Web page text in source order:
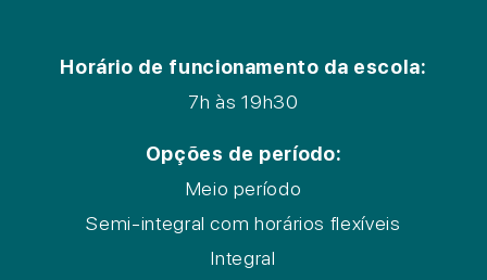
Horário de funcionamento da escola:
7h às 19h30
Opções de período:
Meio período
Semi-integral com horários flexíveis
Integral